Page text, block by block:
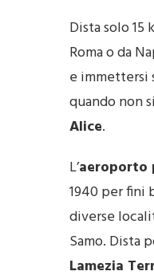
Dista solo 15
Roma o da
e immettersi
quando non
Alice.
L’aeroporto
1940 per fini
diverse
Samo. Dista
Lamezia